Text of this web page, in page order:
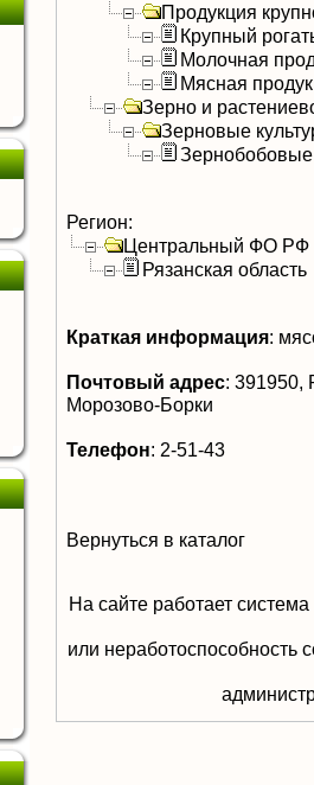
Продукция
Крупный
Молочная
Мясная
Зерно и
Зерновые
Зернобобовые
Регион:
Центральный ФО РФ
Рязанская область
Краткая информация:
Почтовый адрес: 391950,
Морозово-Борки
Телефон: 2-51-43
Вернуться в каталог
На сайте работает
или неработоспособность